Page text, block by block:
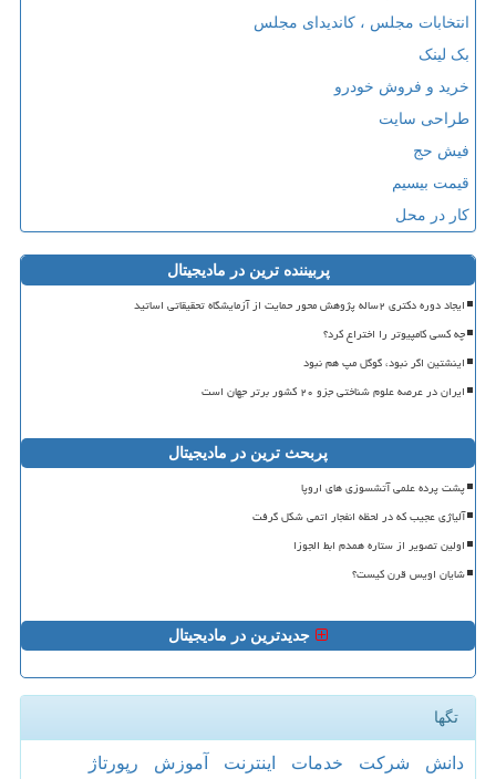
انتخابات مجلس ، کاندیدای مجلس
بک لینک
خرید و فروش خودرو
طراحی سایت
فیش حج
قیمت بیسیم
کار در محل
پربیننده ترین در مادیجیتال
ایجاد دوره دکتری ۲ساله پژوهش محور حمایت از آزمایشگاه تحقیقاتی اساتید
چه کسی کامپیوتر را اختراع کرد؟
اینشتین اگر نبود، گوگل مپ هم نبود
ایران در عرصه علوم شناختی جزو ۲۰ کشور برتر جهان است
پربحث ترین در مادیجیتال
پشت پرده علمی آتشسوزی های اروپا
آلیاژی عجیب که در لحظه انفجار اتمی شکل گرفت
اولین تصویر از ستاره همدم ابط الجوزا
شایان اویس قرن کیست؟
جدیدترین در مادیجیتال
تگها
دانش شركت خدمات اینترنت آموزش رپورتاژ